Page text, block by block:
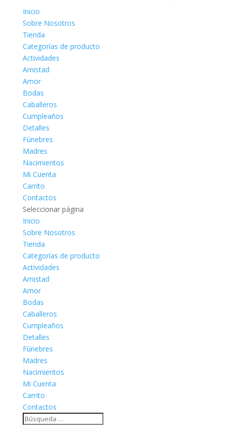
Inicio
Sobre Nosotros
Tienda
Categorías de producto
Actividades
Amistad
Amor
Bodas
Caballeros
Cumpleaños
Detalles
Fúnebres
Madres
Nacimientos
Mi Cuenta
Carrito
Contactos
Seleccionar página
Inicio
Sobre Nosotros
Tienda
Categorías de producto
Actividades
Amistad
Amor
Bodas
Caballeros
Cumpleaños
Detalles
Fúnebres
Madres
Nacimientos
Mi Cuenta
Carrito
Contactos